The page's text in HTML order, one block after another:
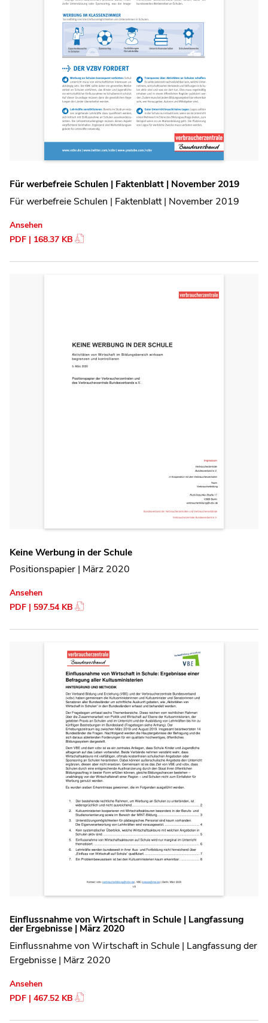
Für werbefreie Schulen | Faktenblatt | November 2019
Für werbefreie Schulen | Faktenblatt | November 2019
Ansehen
PDF | 168.37 KB
Keine Werbung in der Schule
Positionspapier | März 2020
Ansehen
PDF | 597.54 KB
Einflussnahme von Wirtschaft in Schule | Langfassung
der Ergebnisse | März 2020
Einflussnahme von Wirtschaft in Schule | Langfassung der
Ergebnisse | März 2020
Ansehen
PDF | 467.52 KB